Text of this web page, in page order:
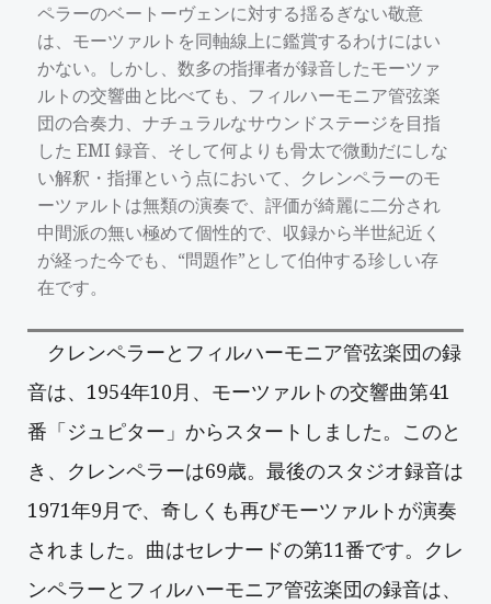
ペラーのベートーヴェンに対する揺るぎない敬意
は、モーツァルトを同軸線上に鑑賞するわけにはい
かない。しかし、数多の指揮者が録音したモーツァ
ルトの交響曲と比べても、フィルハーモニア管弦楽
団の合奏力、ナチュラルなサウンドステージを目指
した EMI 録音、そして何よりも骨太で微動だにしな
い解釈・指揮という点において、クレンペラーのモ
ーツァルトは無類の演奏で、評価が綺麗に二分され
中間派の無い極めて個性的で、収録から半世紀近く
が経った今でも、“問題作”として伯仲する珍しい存
在です。
クレンペラーとフィルハーモニア管弦楽団の録
音は、1954年10月、モーツァルトの交響曲第41
番「ジュピター」からスタートしました。このと
き、クレンペラーは69歳。最後のスタジオ録音は
1971年9月で、奇しくも再びモーツァルトが演奏
されました。曲はセレナードの第11番です。クレ
ンペラーとフィルハーモニア管弦楽団の録音は、